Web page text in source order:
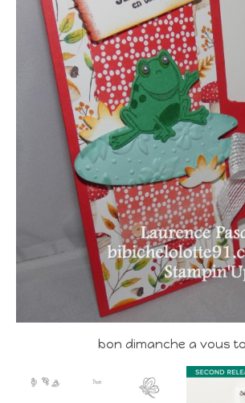
bon dimanche a vous